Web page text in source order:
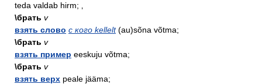
teda valdab hirm; ‚
\брать v
взять слово с кого kellelt(au)sõna võtma;
\брать v
взять пример eeskuju võtma;
\брать v
взять верх peale jääma;